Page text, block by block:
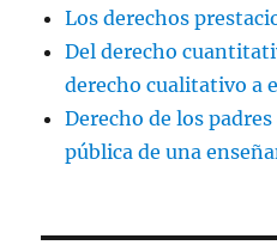
Los derechos
Del derecho
derecho cualitativo a
Derecho de los
pública de una